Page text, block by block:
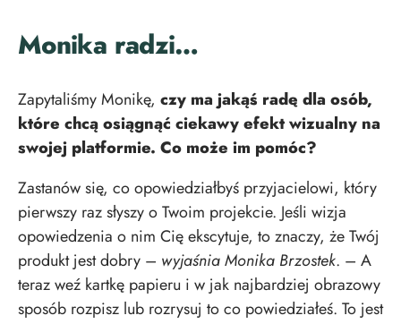
Monika radzi…
Zapytaliśmy Monikę, czy ma jakąś radę dla osób,
które chcą osiągnąć ciekawy efekt wizualny na
swojej platformie. Co może im pomóc?
Zastanów się, co opowiedziałbyś przyjacielowi, który
pierwszy raz słyszy o Twoim projekcie. Jeśli wizja
opowiedzenia o nim Cię ekscytuje, to znaczy, że Twój
produkt jest dobry – wyjaśnia Monika Brzostek. – A
teraz weź kartkę papieru i w jak najbardziej obrazowy
sposób rozpisz lub rozrysuj to co powiedziałeś. To jest